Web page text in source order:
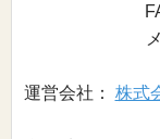
運営会社： 株式